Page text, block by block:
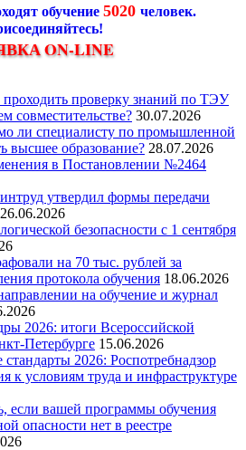
обучение 5020 человек.
ON-LINE
проверку знаний по ТЭУ
совместительстве? 30.07.2026
ли специалисту по промышленной
высшее образование? 28.07.2026
в Постановлении №2464
утвердил формы передачи
26.06.2026
безопасности с 1 сентября
на 70 тыс. рублей за
протокола обучения 18.06.2026
на обучение и журнал
2026: итоги Всероссийской
Петербурге 15.06.2026
2026: Роспотребнадзор
к условиям труда и инфраструктуре
если вашей программы обучения
опасности нет в реестре